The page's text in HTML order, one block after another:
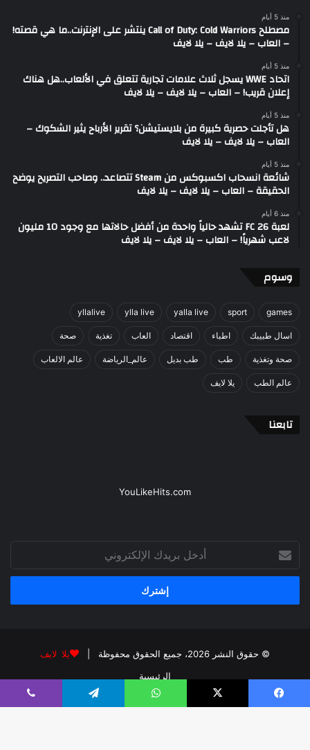
منذ 5 أيام
مصطلح Call of Duty: Cold Warriors ينتشر على الإنترنت..ما هي قصته!
– العاب – يلا لايف – يلا لايف
منذ 5 أيام
اتحاد WWE يسجل ثلاث علامات تجارية تتعلق في الألعاب..هل هناك
إعلان قريب! – العاب – يلا لايف – يلا لايف
منذ 5 أيام
هل تأجلت حصرية كبيرة من بلايستيشن؟ تقرير الأرباح يثير الشكوك –
العاب – يلا لايف – يلا لايف
منذ 5 أيام
شائعة انسحاب اكسبوكس من Steam تتصاعد.. وصاحب التصريح يوضح
الحقيقة – العاب – يلا لايف – يلا لايف
منذ 6 أيام
لعبة FC 26 تشهد حالياً واحدة من أفضل حالاتها مع وجود 10 مليون
لاعب شهرياً! – العاب – يلا لايف – يلا لايف
وسوم
games
sport
yalla live
ylla live
yllalive
اسال طبيبك اطباء اقتصاد العاب تغذية صحة
صحة وتغذية طب طب بديل عالم_الرياضة عالم الالعاب
عالم الطب يلا لايف
تابعنا
YouLikeHits.com
أدخل
بريدك
الإلكتروني
© حقوق النشر 2026، جميع الحقوق محفوظة | يلا لايف
الرئيسية
فيسبوك
‫X
‫YouTubeانستقرامواتسابملخص فيسبوك ‫X واتساب تيلقرام ڤايبر